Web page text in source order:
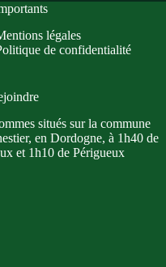
légales
de confidentialité
situés sur la commune
en Dordogne, à 1h40 de
et 1h10 de Périgueux